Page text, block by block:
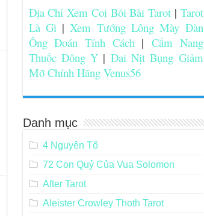
Địa Chỉ Xem Coi Bói Bài Tarot | Tarot
Là Gì|Xem Tướng Lông Mày Đàn
Ông Đoán Tính Cách| Cẩm Nang
Thuốc Đông Y|Đai Nịt Bụng Giảm
Mỡ Chính Hãng Venus56
Danh mục
4 Nguyên Tố
72 Con Quỷ Của Vua Solomon
After Tarot
Aleister Crowley Thoth Tarot